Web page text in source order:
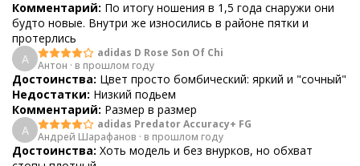
Комментарий: По итогу ношения в 1,5 года снаружи они
будто новые. Внутри же износились в районе пятки и
протерлись
А
adidas D Rose Son Of Chi
Антон · в прошлом году
Достоинства: Цвет просто бомбический: яркий и "сочный"
Недостатки: Низкий подьем
Комментарий: Размер в размер
А
adidas Predator Accuracy+ FG
Андрей Шарафанов · в прошлом году
Достоинства: Хоть модель и без внурков, но обхват